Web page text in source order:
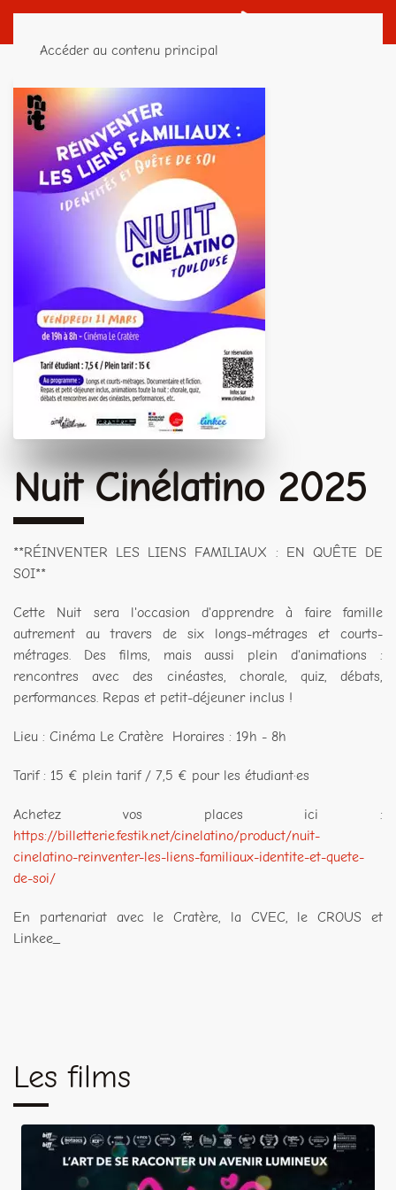
Accéder au contenu principal
Nuit Cinélatino 2025
**RÉINVENTER LES LIENS FAMILIAUX : EN QUÊTE DE
SOI**
Cette Nuit sera l'occasion d'apprendre à faire famille
autrement au travers de six longs-métrages et courts-
métrages. Des films, mais aussi plein d'animations :
rencontres avec des cinéastes, chorale, quiz, débats,
performances. Repas et petit-déjeuner inclus !
Lieu : Cinéma Le Cratère Horaires : 19h - 8h
Tarif : 15 € plein tarif / 7,5 € pour les étudiant·es
Achetez vos places ici :
https://billetterie.festik.net/cinelatino/product/nuit-
cinelatino-reinventer-les-liens-familiaux-identite-et-quete-
de-soi/
En partenariat avec le Cratère, la CVEC, le CROUS et
Linkee_
Les films